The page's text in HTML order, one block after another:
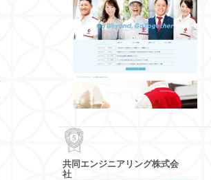
共同エンジニアリング株式会
社